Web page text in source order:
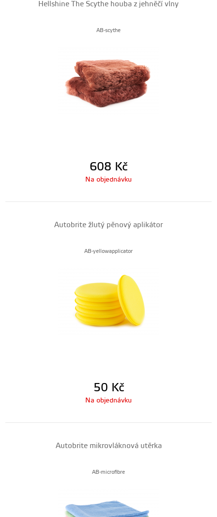
Hellshine The Scythe houba z jehněčí vlny
AB-scythe
608 Kč
Na objednávku
Autobrite žlutý pěnový aplikátor
AB-yellowapplicator
50 Kč
Na objednávku
Autobrite mikrovláknová utěrka
AB-microfibre